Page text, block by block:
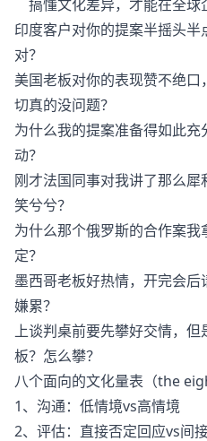
搞懂文化差异，才能在全球
印度客户对你的提案半摇头
对？
美国老板对你的表现赞不绝
切真的没问题？
为什么我的提案准备得如此
动？
刚才法国同事对我讲了那么
笑兮兮？
为什么那个俄罗斯的合作案
定？
墨西哥老板好热情，开完会
嫌累？
上谈判桌前要先攀好交情，
板？怎么攀？
八个面向的文化量表（the
1、沟通：低情境vs高情境
2、评估：直接否定回应vs间